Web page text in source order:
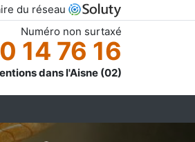
du réseau
Numéro non surtaxé
14 76 16
dans l'Aisne (02)